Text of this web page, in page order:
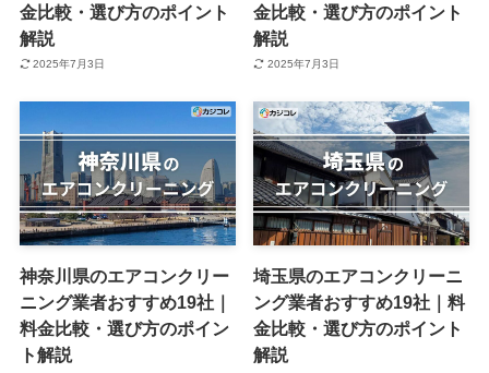
金比較・選び方のポイント
解説
2025年7月3日
金比較・選び方のポイント
解説
2025年7月3日
神奈川県のエアコンクリー
ニング業者おすすめ19社｜
料金比較・選び方のポイン
ト解説
埼玉県のエアコンクリーニ
ング業者おすすめ19社｜料
金比較・選び方のポイント
解説